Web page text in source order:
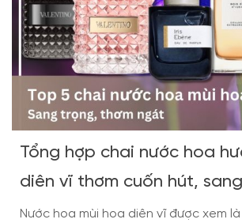
Tổng hợp chai nước hoa
diên vĩ thơm cuốn hút,
Nước hoa mùi hoa diên vĩ được xem